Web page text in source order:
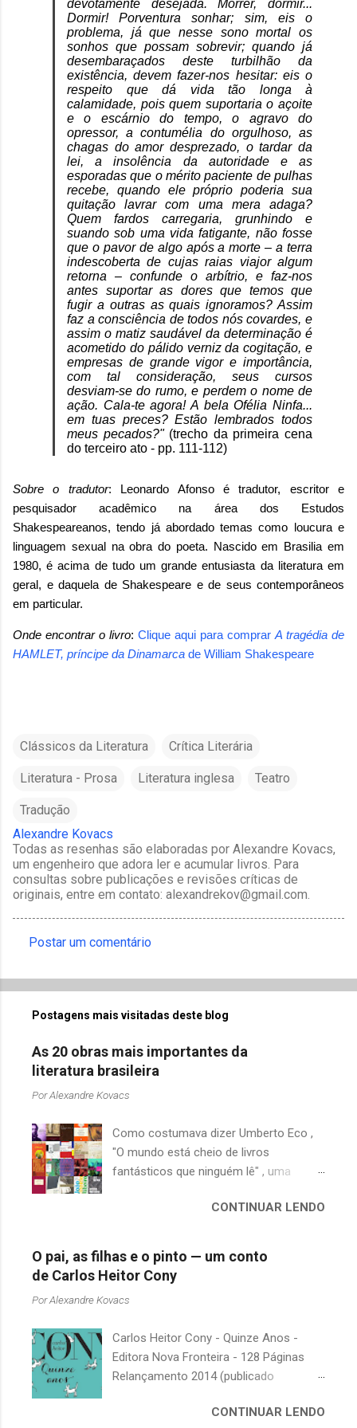
devotamente desejada. Morrer, dormir...
Dormir! Porventura sonhar; sim, eis o
problema, já que nesse sono mortal os
sonhos que possam sobrevir; quando já
desembaraçados deste turbilhão da
existência, devem fazer-nos hesitar: eis o
respeito que dá vida tão longa à
calamidade, pois quem suportaria o açoite
e o escárnio do tempo, o agravo do
opressor, a contumélia do orgulhoso, as
chagas do amor desprezado, o tardar da
lei, a insolência da autoridade e as
esporadas que o mérito paciente de pulhas
recebe, quando ele próprio poderia sua
quitação lavrar com uma mera adaga?
Quem fardos carregaria, grunhindo e
suando sob uma vida fatigante, não fosse
que o pavor de algo após a morte – a terra
indescoberta de cujas raias viajor algum
retorna – confunde o arbítrio, e faz-nos
antes suportar as dores que temos que
fugir a outras as quais ignoramos? Assim
faz a consciência de todos nós covardes, e
assim o matiz saudável da determinação é
acometido do pálido verniz da cogitação, e
empresas de grande vigor e importância,
com tal consideração, seus cursos
desviam-se do rumo, e perdem o nome de
ação. Cala-te agora! A bela Ofélia Ninfa...
em tuas preces? Estão lembrados todos
meus pecados?"(trecho da primeira cena
do terceiro ato - pp. 111-112)
Sobre o tradutor: Leonardo Afonso é tradutor, escritor e
pesquisador acadêmico na área dos Estudos
Shakespeareanos, tendo já abordado temas como loucura e
linguagem sexual na obra do poeta. Nascido em Brasilia em
1980, é acima de tudo um grande entusiasta da literatura em
geral, e daquela de Shakespeare e de seus contemporâneos
em particular.
Onde encontrar o livro: Clique aqui para comprar A tragédia de
HAMLET, príncipe da Dinamarca de William Shakespeare
Clássicos da Literatura Crítica Literária
Literatura - Prosa Literatura inglesa Teatro
Tradução
Alexandre Kovacs
Todas as resenhas são elaboradas por Alexandre Kovacs,
um engenheiro que adora ler e acumular livros. Para
consultas sobre publicações e revisões críticas de
originais, entre em contato: alexandrekov@gmail.com.
o
n
t
á
o
s
Postar um comentário
Postagens mais visitadas deste blog
As 20 obras mais importantes da
literatura brasileira
PorAlexandre Kovacs
Como costumava dizer Umberto Eco ,
"O mundo está cheio de livros
fantásticos que ninguém lê" , uma
quando falamos de clássicos da
escritores brasileiros, somos forçados
a uma avaliação burocrática na escola e
acabamos adquirindo uma certa
antipatia a determinado livro ou autor
justamente o contrário. É surpreendente
como uma segunda visita a essas
obras, já em nossa maturidade, pode
escondido, bem ali na nossa estante.
CONTINUAR LENDO
O pai, as filhas e o pinto — um conto
de Carlos Heitor Cony
PorAlexandre Kovacs
Carlos Heitor Cony - Quinze Anos -
Editora Nova Fronteira - 128 Páginas
Relançamento 2014 (publicado
com deliciosos contos sobre a infância
CONTINUAR LENDO